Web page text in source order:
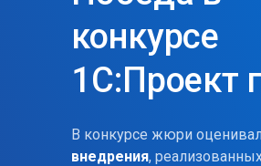
конкурсе
1С:Проект
В конкурсе жюри
внедрения,